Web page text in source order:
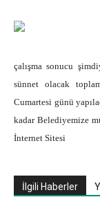
çalışma sonucu
sünnet olacak
Cumartesi günü
kadar Belediyemize
İnternet Sitesi
İlgili Haberler